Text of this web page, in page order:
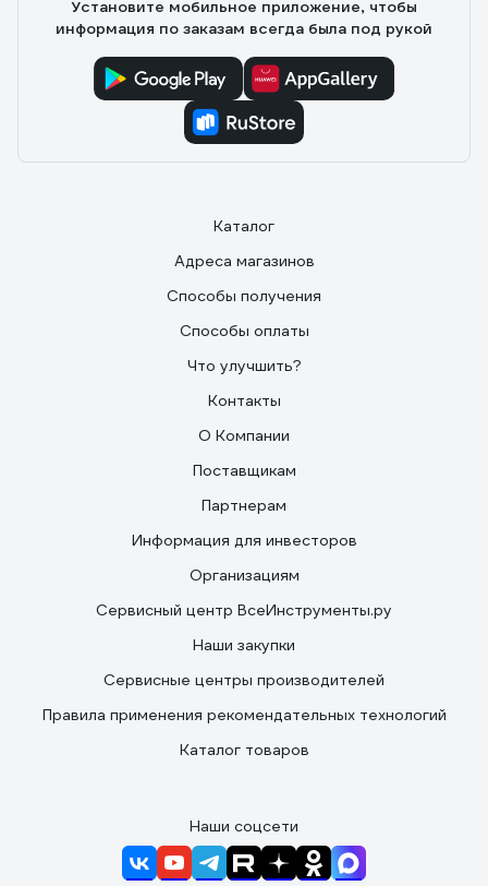
Установите мобильное приложение, чтобы
информация по заказам всегда была под рукой
Каталог
Адреса магазинов
Способы получения
Способы оплаты
Что улучшить?
Контакты
О Компании
Поставщикам
Партнерам
Информация для инвесторов
Организациям
Сервисный центр ВсеИнструменты.ру
Наши закупки
Сервисные центры производителей
Правила применения рекомендательных технологий
Каталог товаров
Наши соцсети